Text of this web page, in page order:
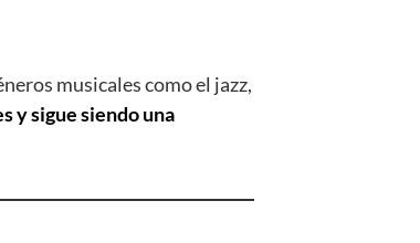
musicales como el jazz,
y sigue siendo una